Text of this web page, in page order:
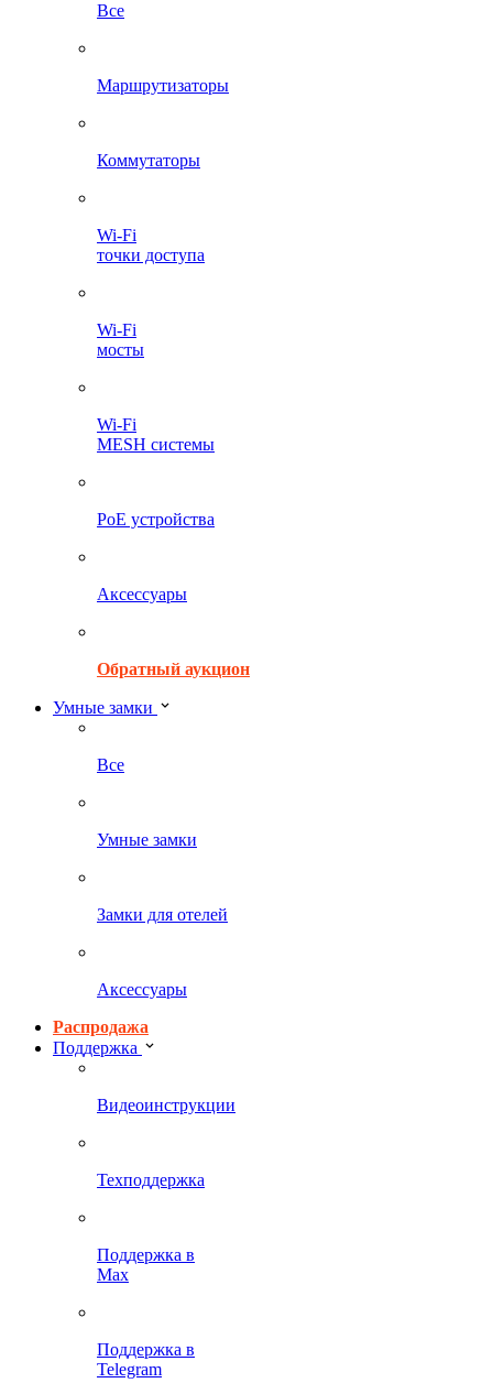
Все
Маршрутизаторы
Коммутаторы
Wi-Fi
точки доступа
Wi-Fi
мосты
Wi-Fi
MESH системы
PoE устройства
Аксессуары
Обратный аукцион
Умные замки
Все
Умные замки
Замки для отелей
Аксессуары
Распродажа
Поддержка
Видеоинструкции
Техподдержка
Поддержка в
Max
Поддержка в
Telegram